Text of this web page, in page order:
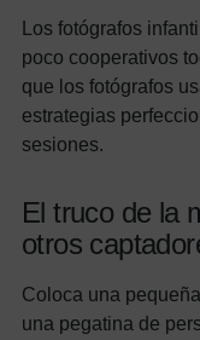
Los fotógrafos
poco cooperativos
que los fotógrafos
estrategias
sesiones.
El truco de la
otros
Coloca una
una pegatina de